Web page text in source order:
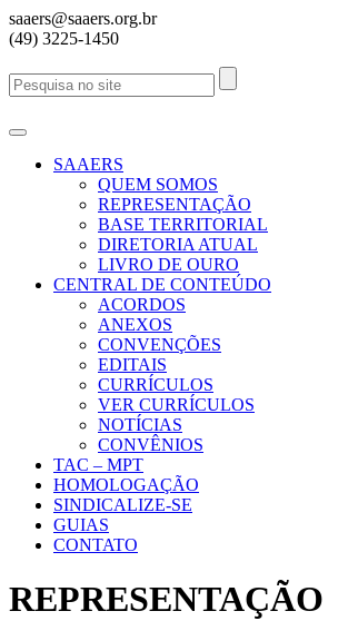
saaers@saaers.org.br
(49) 3225-1450
SAAERS
QUEM SOMOS
REPRESENTAÇÃO
BASE TERRITORIAL
DIRETORIA ATUAL
LIVRO DE OURO
CENTRAL DE CONTEÚDO
ACORDOS
ANEXOS
CONVENÇÕES
EDITAIS
CURRÍCULOS
VER CURRÍCULOS
NOTÍCIAS
CONVÊNIOS
TAC – MPT
HOMOLOGAÇÃO
SINDICALIZE-SE
GUIAS
CONTATO
REPRESENTAÇÃO